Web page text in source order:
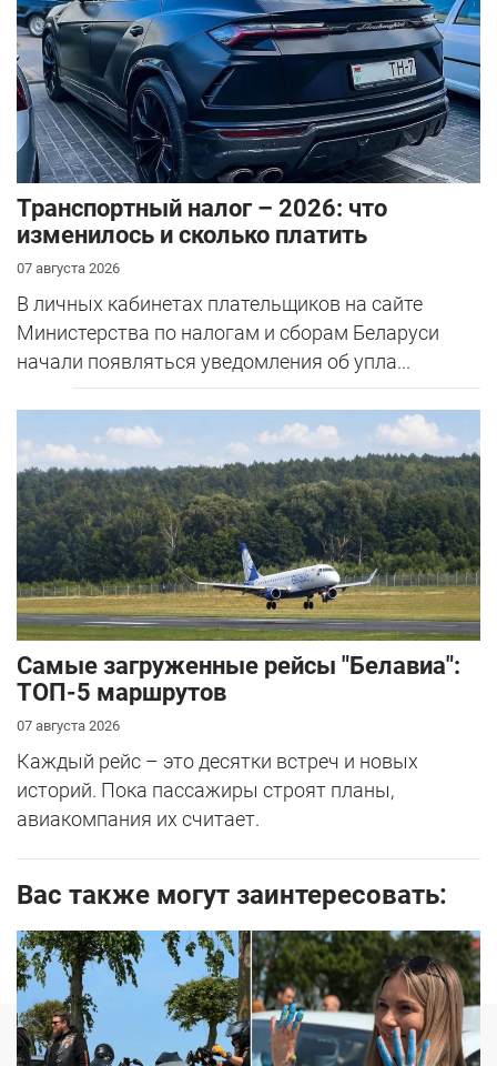
Транспортный налог – 2026: что
изменилось и сколько платить
07 августа 2026
В личных кабинетах плательщиков на сайте
Министерства по налогам и сборам Беларуси
начали появляться уведомления об упла...
Самые загруженные рейсы "Белавиа":
ТОП-5 маршрутов
07 августа 2026
Каждый рейс – это десятки встреч и новых
историй. Пока пассажиры строят планы,
авиакомпания их считает.
Вас также могут заинтересовать:
Услуги Авторынок